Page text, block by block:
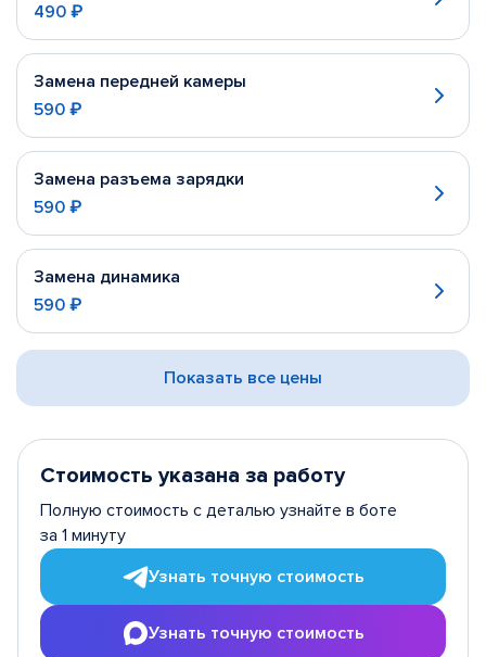
490 ₽
Замена передней камеры
590 ₽
Замена разъема зарядки
590 ₽
Замена динамика
590 ₽
Показать все цены
Стоимость указана за работу
Полную стоимость с деталью узнайте в боте
за 1 минуту
Узнать точную стоимость
Узнать точную стоимость